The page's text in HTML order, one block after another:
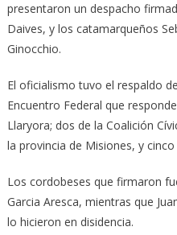
presentaron un despacho
Daives, y los catamarqueños
Ginocchio.
El oficialismo tuvo el respaldo
Encuentro Federal que
Llaryora; dos de la Coalición
la provincia de Misiones, y cinco
Los cordobeses que firmaron
Garcia Aresca, mientras que
lo hicieron en disidencia.